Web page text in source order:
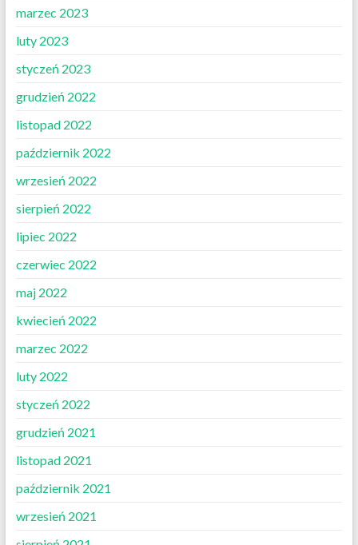
marzec 2023
luty 2023
styczeń 2023
grudzień 2022
listopad 2022
październik 2022
wrzesień 2022
sierpień 2022
lipiec 2022
czerwiec 2022
maj 2022
kwiecień 2022
marzec 2022
luty 2022
styczeń 2022
grudzień 2021
listopad 2021
październik 2021
wrzesień 2021